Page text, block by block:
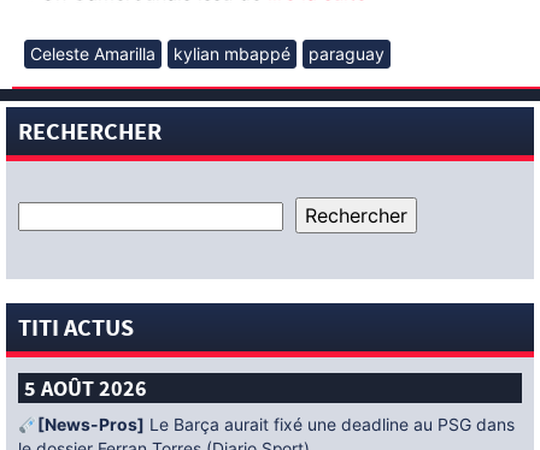
Celeste Amarilla kylian mbappé paraguay
RECHERCHER
TITI ACTUS
5 AOÛT 2026
[News-Pros] Le Barça aurait fixé une deadline au PSG dans